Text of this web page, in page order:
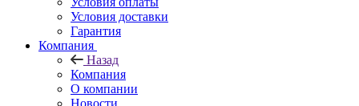
Условия доставки
Гарантия
Компания
Назад
Компания
О компании
Новости